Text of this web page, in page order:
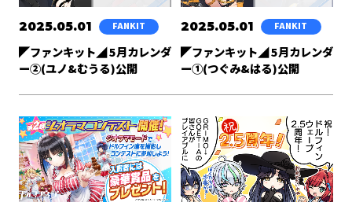
2025.05.01 FANKIT
◤ファンキット◢ 5月カレンダ
ー②(ユノ&むうる)公開
2025.05.01 FANKIT
◤ファンキット◢ 5月カレンダ
ー①(つぐみ&はる)公開